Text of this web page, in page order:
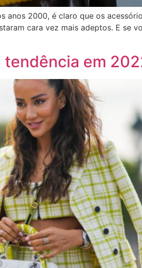
2000, é claro que os
cara vez mais adeptos. E se
tendência em